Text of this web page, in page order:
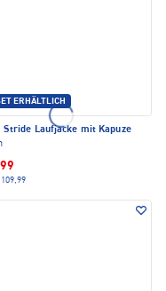
ERHÄLTLICH
Stride Laufjacke mit Kapuze